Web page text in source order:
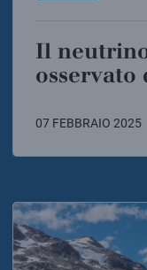
Il neutrino da record
osservato
07 FEBBRAIO 2025